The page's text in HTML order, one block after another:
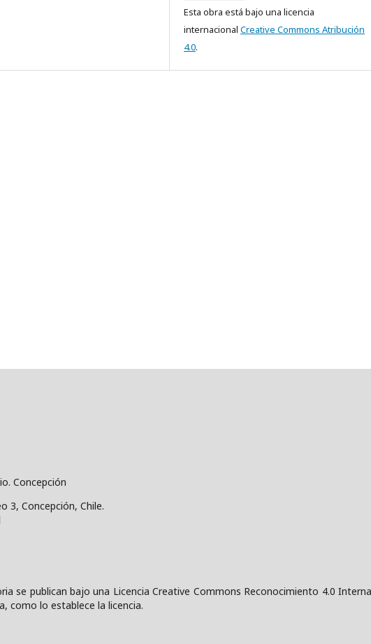
Esta obra está bajo una licencia
internacional Creative Commons Atribución
4.0.
Concepción
3, Concepción, Chile.
se publican bajo una Licencia Creative Commons Reconocimiento 4.0
como lo establece la licencia.